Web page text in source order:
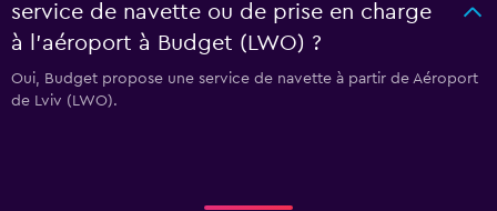
service de navette ou de prise en charge
à l’aéroport à Budget (LWO) ?
Oui, Budget propose une service de navette à partir de Aéroport
de Lviv (LWO).